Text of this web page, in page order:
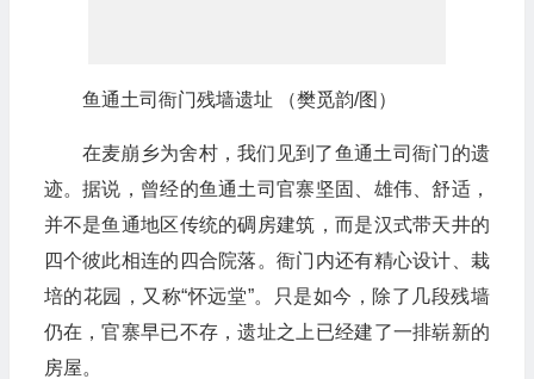
鱼通土司衙门残墙遗址 （樊觅韵/图）
在麦崩乡为舍村，我们见到了鱼通土司衙门的遗
迹。据说，曾经的鱼通土司官寨坚固、雄伟、舒适，
并不是鱼通地区传统的碉房建筑，而是汉式带天井的
四个彼此相连的四合院落。衙门内还有精心设计、栽
培的花园，又称“怀远堂”。只是如今，除了几段残墙
仍在，官寨早已不存，遗址之上已经建了一排崭新的
房屋。